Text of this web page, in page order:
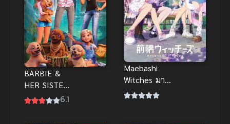
BARBIE &
HER SISTERS
IN THE
6.1
Maebashi
Witches มาเอ
บาชิวิชซ์